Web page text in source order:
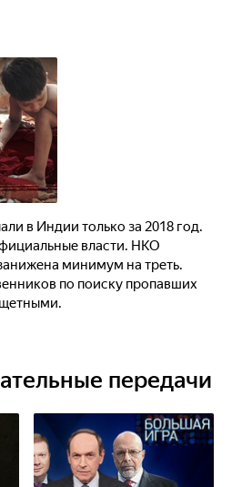
в Индии только за 2018 год.
власти. НКО
минимум на треть.
по поиску пропавших
передачи